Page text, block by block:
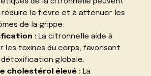
réduire la fièvre et à atténuer les
de la grippe.
:La citronnelle aide à
les toxines du corps, favorisant
détoxification globale.
cholestérol élevé :La